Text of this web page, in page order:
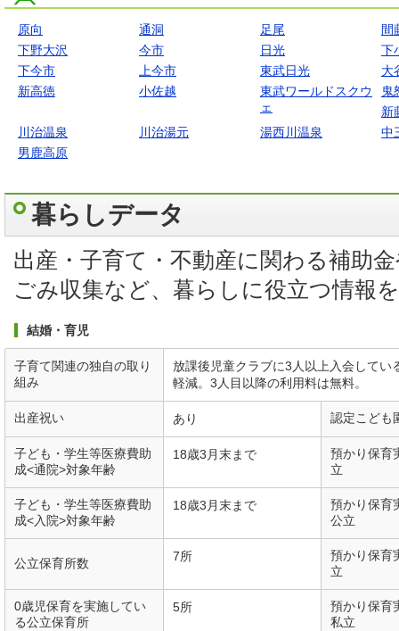
原向 通洞 足尾
間
下野大沢
今市 日光
下
下今市
上今市 東武日光
大
新高徳
小佐越
東武ワールドスクウ
ェ
鬼
新
川治温泉
川治湯元 湯西川温泉
中
男鹿高原
暮らしデータ
出産・子育て・不動産に関わる補助
ごみ収集など、暮らしに役立つ情報
結婚・育児
子育て関連の独自の取り
組み
放課後児童クラブに3人以上入会して
軽減。3人目以降の利用料は無料。
出産祝い あり 認定こども
子ども・学生等医療費助
成<通院>対象年齢
18歳3月末まで
預かり保育
立
子ども・学生等医療費助
成<入院>対象年齢
18歳3月末まで
預かり保育
公立
公立保育所数 7所
預かり保育
立
0歳児保育を実施してい
る公立保育所
5所
預かり保育
私立